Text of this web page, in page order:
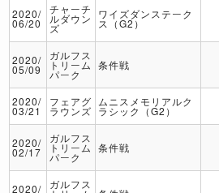
2020/
06/20
チャーチ
ルダウン
ズ
ワイズダンステーク
ス（G2）
2020/
05/09
ガルフス
トリーム
パーク
条件戦
2020/
03/21
フェアグ
ラウンズ
ムニスメモリアルク
ラシック（G2）
2020/
02/17
ガルフス
トリーム
パーク
条件戦
2020/ ガルフス